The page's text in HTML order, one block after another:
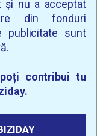
și nu a acceptat
din fonduri
publicitate sunt
contribui tu